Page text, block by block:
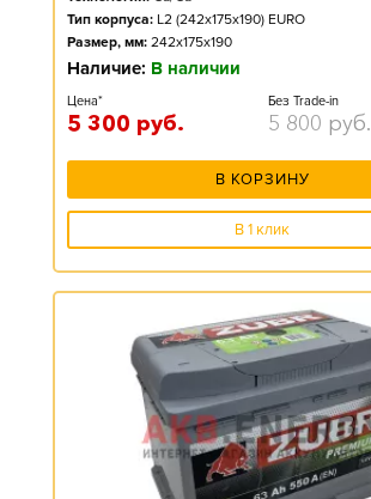
Тип корпуса: L2 (242x175x190) EURO
Размер, мм: 242x175x190
Наличие: В наличии
Цена*
5 300 руб.
Без Trade-in
5 800 руб.
В КОРЗИНУ
В 1 клик